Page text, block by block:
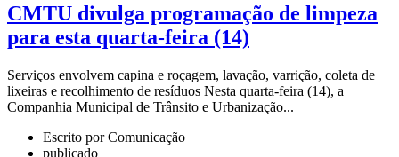
CMTU divulga programação de limpeza
para esta quarta-feira (14)
Serviços envolvem capina e roçagem, lavação, varrição, coleta de
lixeiras e recolhimento de resíduos Nesta quarta-feira (14), a
Companhia Municipal de Trânsito e Urbanização...
Escrito por Comunicação
publicado